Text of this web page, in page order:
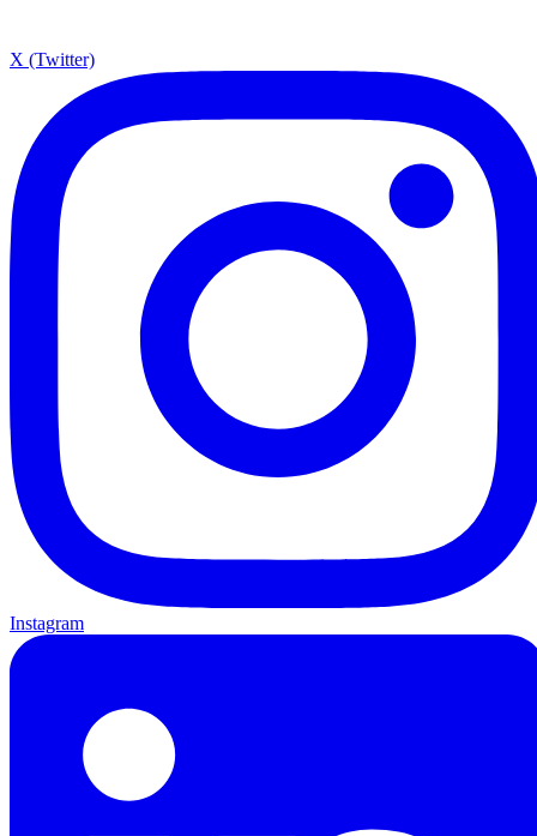
X (Twitter)
Instagram